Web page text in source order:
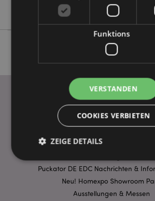
Spooky
WICHTIGE INFORMATION
Lieferbedingungen
Puckator DE EDC Nachrichten &
Neu! Homexpo Showroom
Ausstellungen & Messen
Funktions
VERSTANDEN
COOKIES VERBIETEN
ZEIGE DETAILS
Unbedingt notwendige
Ausrichten
Funktions